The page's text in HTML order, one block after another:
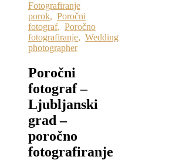
Fotografiranje
porok, Poročni
fotograf, Poročno
fotografiranje, Wedding
photographer
Poročni
fotograf –
Ljubljanski
grad –
poročno
fotografiranje